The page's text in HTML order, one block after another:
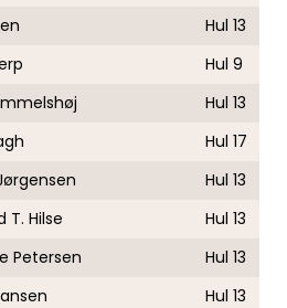
Hul 13
Hul 9
Hul 13
Hul 17
Hul 13
T. Hilse
Hul 13
Petersen
Hul 13
Hul 13